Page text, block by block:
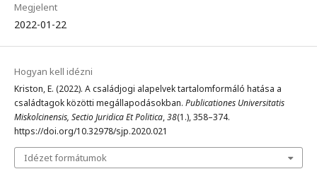
Megjelent
2022-01-22
Hogyan kell idézni
Kriston, E. (2022). A családjogi alapelvek tartalomformáló hatása a
családtagok közötti megállapodásokban. Publicationes Universitatis
Miskolcinensis, Sectio Juridica Et Politica,38(1.), 358–374.
https://doi.org/10.32978/sjp.2020.021
Idézet formátumok